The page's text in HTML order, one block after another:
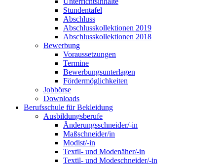
Stundentafel
Abschluss
Abschlusskollektionen 2019
Abschlusskollektionen 2018
Bewerbung
Voraussetzungen
Termine
Bewerbungsunterlagen
Fördermöglichkeiten
Jobbörse
Downloads
Berufsschule für Bekleidung
Ausbildungsberufe
Änderungsschneider/-in
Maßschneider/in
Modist/-in
Textil- und Modenäher/-in
Textil- und Modeschneider/-in